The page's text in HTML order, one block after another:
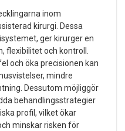
inom
kirurgi. Dessa
ger kirurger en
flexibilitet och kontroll.
och öka precisionen kan
mindre
Dessutom möjliggör
behandlingsstrategier
profil, vilket ökar
minskar risken för